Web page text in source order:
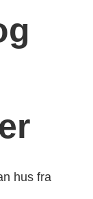
hus fra